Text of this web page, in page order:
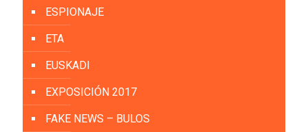
ESPIONAJE
ETA
EUSKADI
EXPOSICIÓN 2017
FAKE NEWS – BULOS